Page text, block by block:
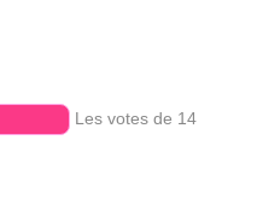
Les votes de 14